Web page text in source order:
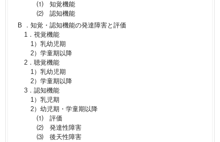
⑴ 知覚機能
⑵ 認知機能
B ．知覚・認知機能の発達障害と評価
1．視覚機能
1）乳幼児期
2）学童期以降
2．聴覚機能
1）乳幼児期
2）学童期以降
3．認知機能
1）乳児期
2）幼児期・学童期以降
⑴ 評価
⑵ 発達性障害
⑶ 後天性障害